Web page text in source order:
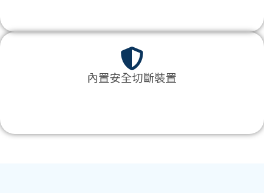
內置安全切斷裝置